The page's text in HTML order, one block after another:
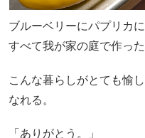
ブルーベリーにパプリカに
すべて我が家の庭で作った
こんな暮らしがとても愉
なれる。
「ありがとう。」